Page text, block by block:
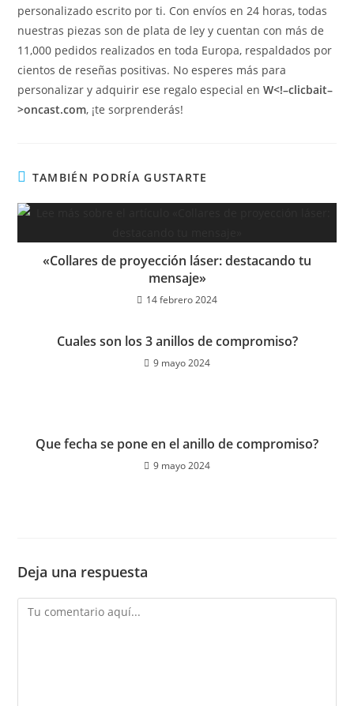
personalizado escrito por ti. Con envíos en 24 horas, todas
nuestras piezas son de plata de ley y cuentan con más de
11,000 pedidos realizados en toda Europa, respaldados por
cientos de reseñas positivas. No esperes más para
personalizar y adquirir ese regalo especial enW<!–clicbait–
>oncast.com, ¡te sorprenderás!
TAMBIÉN PODRÍA GUSTARTE
«Collares de proyección láser: destacando tu
mensaje»
14 febrero 2024
Cuales son los 3 anillos de compromiso?
9 mayo 2024
Que fecha se pone en el anillo de compromiso?
9 mayo 2024
Deja una respuesta